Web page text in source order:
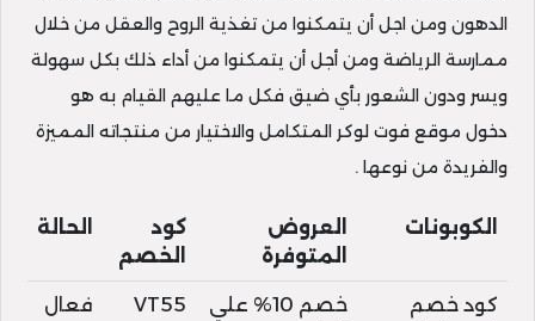
الدهون ومن اجل أن يتمكنوا من تغذية الروح والعقل من خلال
ممارسة الرياضة ومن أجل أن يتمكنوا من أداء ذلك بكل سهولة
ويسر ودون الشعور بأي ضيق فكل ما عليهم القيام به هو
دخول موقع فوت لوكر المتكامل والاختيار من منتجاته المميزة
والفريدة من نوعها .
الكوبونات
العروض
المتوفرة
كود
الخصم
الحالة
كود خصم
خصم 10% علي
VT55 فعال